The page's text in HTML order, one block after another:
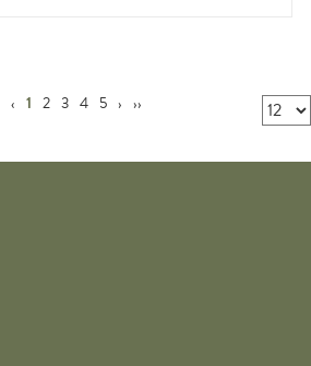
‹ 1 2 3 4 5 › ››